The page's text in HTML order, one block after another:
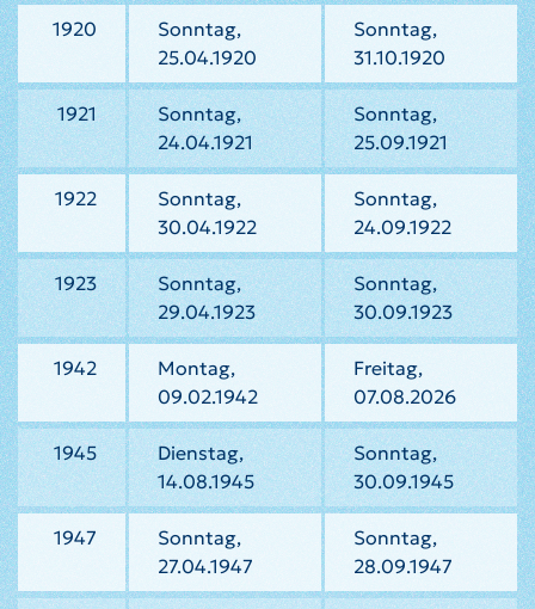
1920
Sonntag,
25.04.1920
Sonntag,
31.10.1920
1921
Sonntag,
24.04.1921
Sonntag,
25.09.1921
1922
Sonntag,
30.04.1922
Sonntag,
24.09.1922
1923
Sonntag,
29.04.1923
Sonntag,
30.09.1923
1942
Montag,
09.02.1942
Freitag,
07.08.2026
1945
Dienstag,
14.08.1945
Sonntag,
30.09.1945
1947
Sonntag,
27.04.1947
Sonntag,
28.09.1947